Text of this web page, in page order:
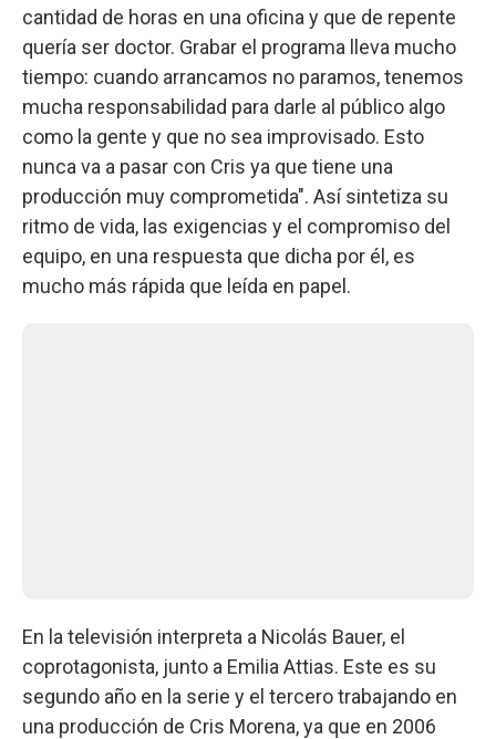
cantidad de horas en una oficina y que de repente
quería ser doctor. Grabar el programa lleva mucho
tiempo: cuando arrancamos no paramos, tenemos
mucha responsabilidad para darle al público algo
como la gente y que no sea improvisado. Esto
nunca va a pasar con Cris ya que tiene una
producción muy comprometida". Así sintetiza su
ritmo de vida, las exigencias y el compromiso del
equipo, en una respuesta que dicha por él, es
mucho más rápida que leída en papel.
En la televisión interpreta a Nicolás Bauer, el
coprotagonista, junto a Emilia Attias. Este es su
segundo año en la serie y el tercero trabajando en
una producción de Cris Morena, ya que en 2006